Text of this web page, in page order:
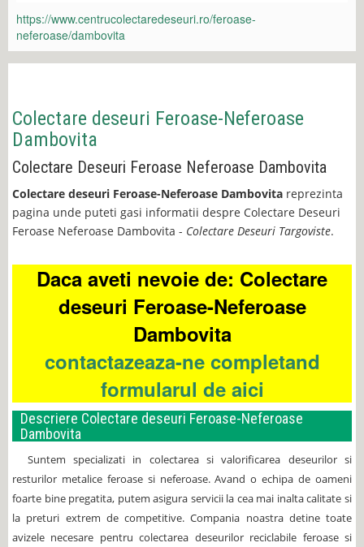
https://www.centrucolectaredeseuri.ro/feroase-
neferoase/dambovita
Colectare deseuri Feroase-Neferoase
Dambovita
Colectare Deseuri Feroase Neferoase Dambovita
Colectare deseuri Feroase-Neferoase Dambovita reprezinta
pagina unde puteti gasi informatii despre Colectare Deseuri
Feroase Neferoase Dambovita - Colectare Deseuri Targoviste.
Daca aveti nevoie de: Colectare
deseuri Feroase-Neferoase
Dambovita
contactazeaza-ne completand
formularul de aici
Descriere Colectare deseuri Feroase-Neferoase
Dambovita
Suntem specializati in colectarea si valorificarea deseurilor si
resturilor metalice feroase si neferoase.Avand o echipa de oameni
foarte bine pregatita, putem asigura servicii la cea mai inalta calitate si
la preturi extrem de competitive.Compania noastra detine toate
avizele necesare pentru colectarea deseurilor reciclabile feroase si